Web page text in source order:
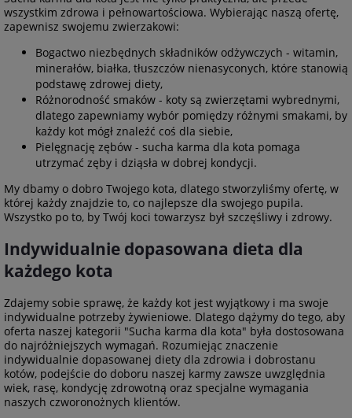
wszystkim zdrowa i pełnowartościowa. Wybierając naszą ofertę,
zapewnisz swojemu zwierzakowi:
Bogactwo niezbędnych składników odżywczych - witamin,
minerałów, białka, tłuszczów nienasyconych, które stanowią
podstawę zdrowej diety,
Różnorodność smaków - koty są zwierzętami wybrednymi,
dlatego zapewniamy wybór pomiędzy różnymi smakami, by
każdy kot mógł znaleźć coś dla siebie,
Pielęgnację zębów - sucha karma dla kota pomaga
utrzymać zęby i dziąsła w dobrej kondycji.
My dbamy o dobro Twojego kota, dlatego stworzyliśmy ofertę, w
której każdy znajdzie to, co najlepsze dla swojego pupila.
Wszystko po to, by Twój koci towarzysz był szczęśliwy i zdrowy.
Indywidualnie dopasowana dieta dla
każdego kota
Zdajemy sobie sprawę, że każdy kot jest wyjątkowy i ma swoje
indywidualne potrzeby żywieniowe. Dlatego dążymy do tego, aby
oferta naszej kategorii "Sucha karma dla kota" była dostosowana
do najróżniejszych wymagań. Rozumiejąc znaczenie
indywidualnie dopasowanej diety dla zdrowia i dobrostanu
kotów, podejście do doboru naszej karmy zawsze uwzględnia
wiek, rasę, kondycję zdrowotną oraz specjalne wymagania
naszych czworonożnych klientów.